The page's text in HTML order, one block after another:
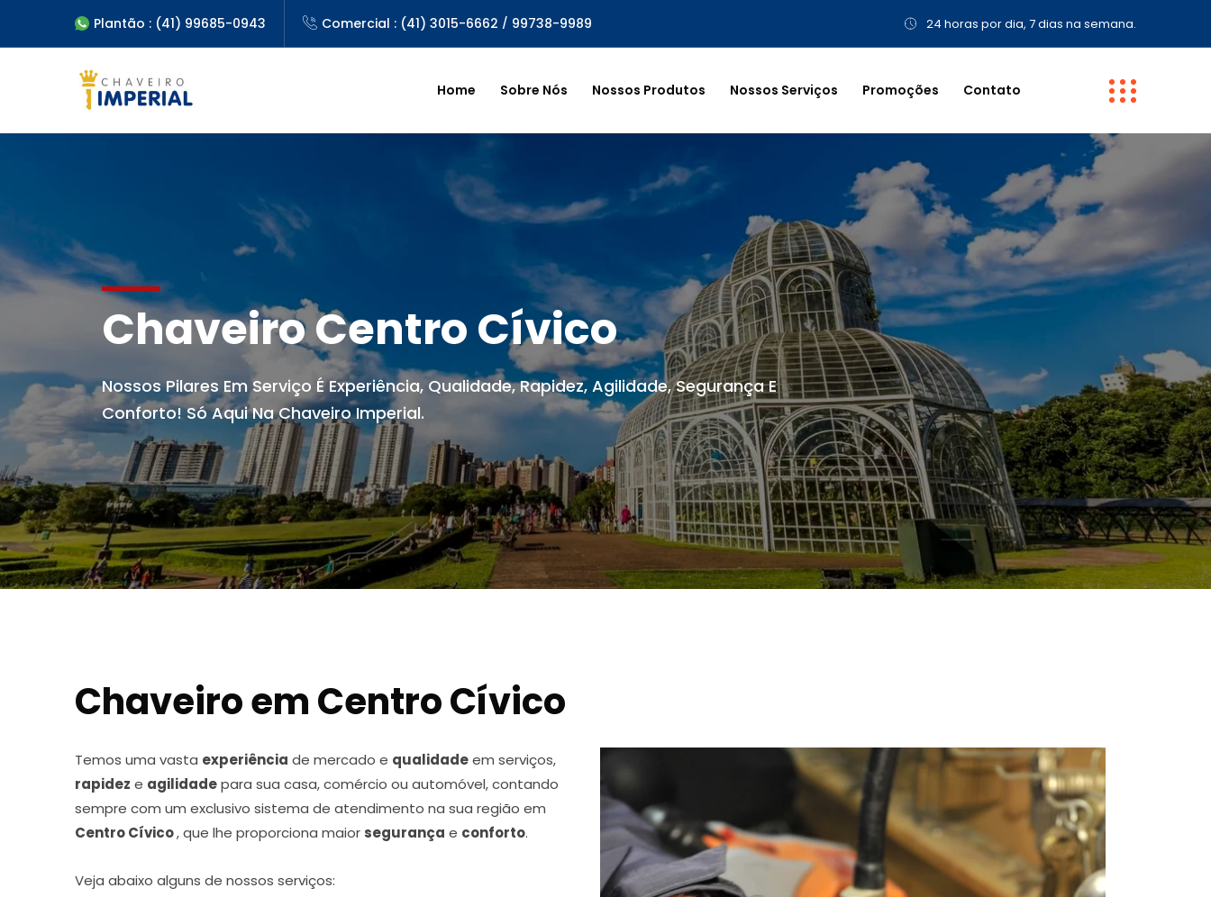
Plantão : (41) 99685-0943 Comercial : (41) 3015-6662 / 99738-9989 24 horas por dia, 7 dias na semana.
Home Sobre Nós Nossos Produtos Nossos Serviços Promoções Contato
Chaveiro Centro Cívico
Nossos Pilares Em Serviço É Experiência, Qualidade, Rapidez, Agilidade, Segurança E
Conforto! Só Aqui Na Chaveiro Imperial.
Chaveiro em Centro Cívico
Temos uma vasta experiência de mercado e qualidadeem serviços,
rapidez e agilidadepara sua casa, comércio ou automóvel, contando
sempre com um exclusivo sistema de atendimento na sua região em
Centro Cívico, que lhe proporciona maior segurança e conforto.
Veja abaixo alguns de nossos serviços: